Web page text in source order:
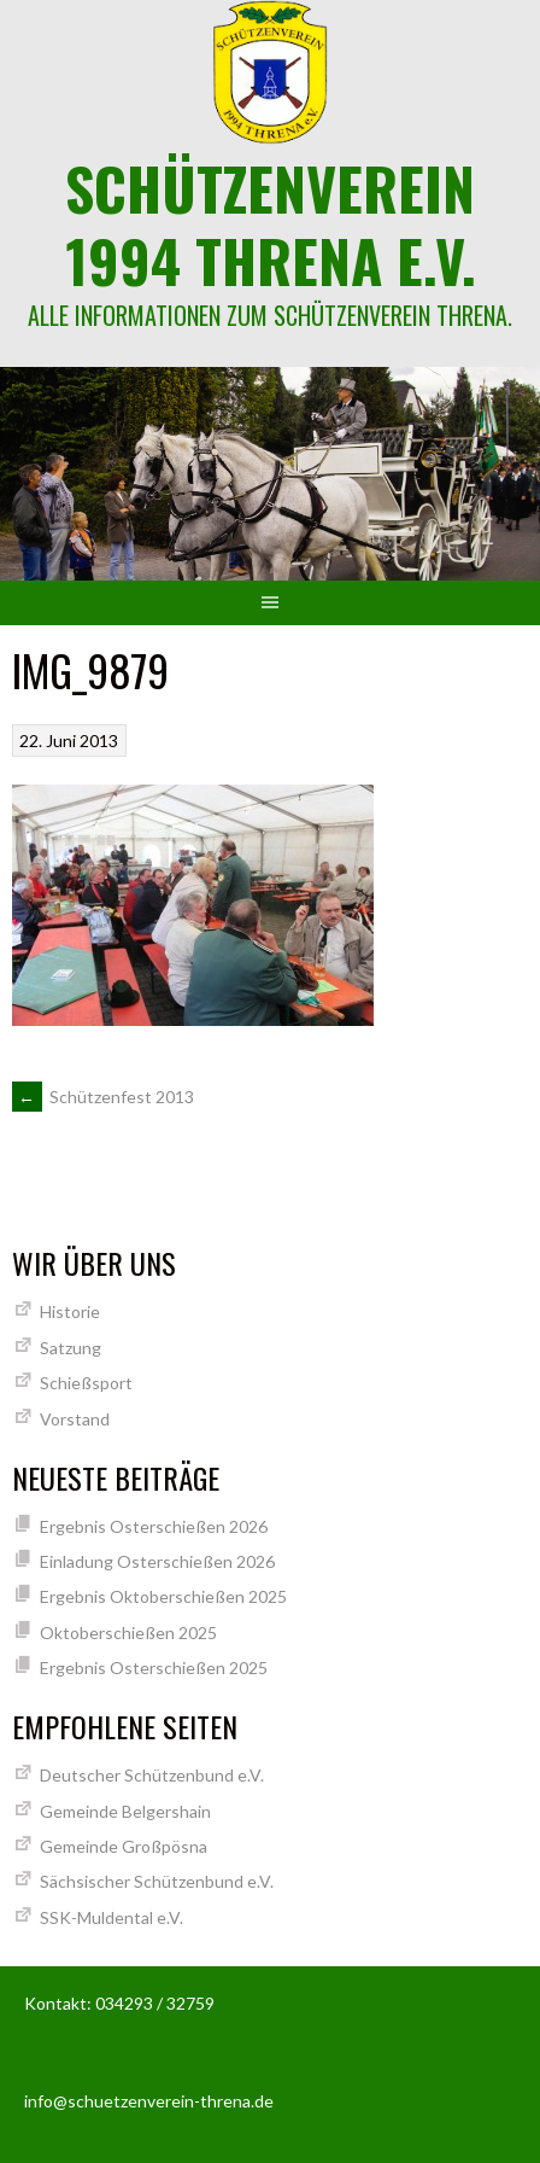
SCHÜTZENVEREIN
1994 THRENA E.V.
ALLE INFORMATIONEN ZUM SCHÜTZENVEREIN THRENA.
IMG_9879
22. Juni 2013
ARTIKEL-
← Schützenfest 2013
WIR ÜBER UNS
Historie
Satzung
Schießsport
Vorstand
NEUESTE BEITRÄGE
Ergebnis Osterschießen 2026
Einladung Osterschießen 2026
Ergebnis Oktoberschießen 2025
Oktoberschießen 2025
Ergebnis Osterschießen 2025
EMPFOHLENE SEITEN
Deutscher Schützenbund e.V.
Gemeinde Belgershain
Gemeinde Großpösna
Sächsischer Schützenbund e.V.
SSK-Muldental e.V.
Kontakt: 034293 / 32759
info@schuetzenverein-threna.de